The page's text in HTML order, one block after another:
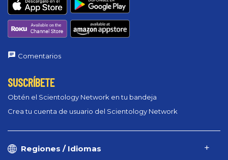
Comentarios
SUSCRÍBETE
Obtén el Scientology Network en tu bandeja
Crea tu cuenta de usuario del Scientology Network
Regiones / Idiomas